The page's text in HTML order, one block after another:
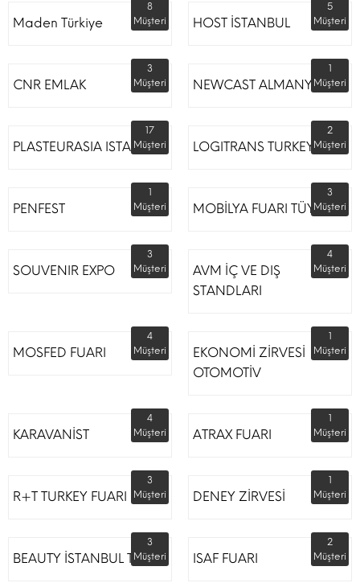
Maden Türkiye
8
Müşteri
HOST İSTANBUL
5
Müşteri
CNR EMLAK
3
Müşteri
NEWCAST ALMANYA
1
Müşteri
PLASTEURASIA ISTANBUL
17
Müşteri
LOGITRANS TURKEY
2
Müşteri
PENFEST
1
Müşteri
MOBİLYA FUARI TÜYAP
3
Müşteri
SOUVENIR EXPO
3
Müşteri
AVM İÇ VE DIŞ
STANDLARI
4
Müşteri
MOSFED FUARI
4
Müşteri
EKONOMİ ZİRVESİ
OTOMOTİV
1
Müşteri
KARAVANİST
4
Müşteri
ATRAX FUARI
1
Müşteri
R+T TURKEY FUARI
3
Müşteri
DENEY ZİRVESİ
1
Müşteri
BEAUTY İSTANBUL TÜYAP
3
Müşteri
ISAF FUARI
2
Müşteri